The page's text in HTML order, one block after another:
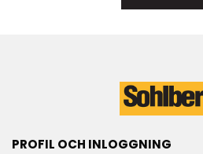
PROFIL OCH INLOGGNING